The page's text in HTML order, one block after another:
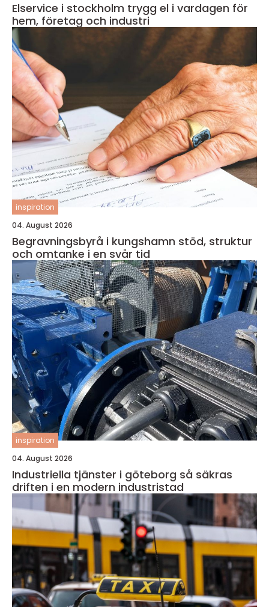
Elservice i stockholm trygg el i vardagen för
hem, företag och industri
inspiration
04. August 2026
Begravningsbyrå i kungshamn stöd, struktur
och omtanke i en svår tid
inspiration
04. August 2026
Industriella tjänster i göteborg så säkras
driften i en modern industristad